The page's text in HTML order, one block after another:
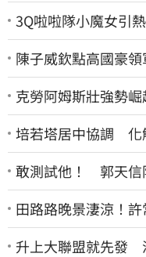
3Q啦啦隊小魔女引
陳子威欽點高國豪
克勞阿姆斯壯強勢
培若塔居中協調 化
敢測試他！ 郭天信
田路路晚景淒涼！
了：別只包紅包慰問
升上大聯盟就先發